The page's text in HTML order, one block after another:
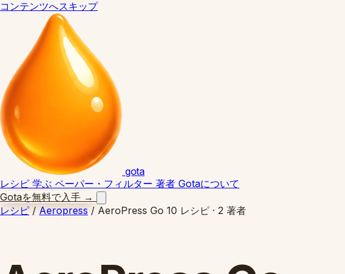
コンテンツへスキップ
gota
レシピ 学ぶ ペーパー・フィルター 著者 Gotaについて
Gotaを無料で入手 →
レシピ / Aeropress / AeroPress Go 10 レシピ · 2 著者